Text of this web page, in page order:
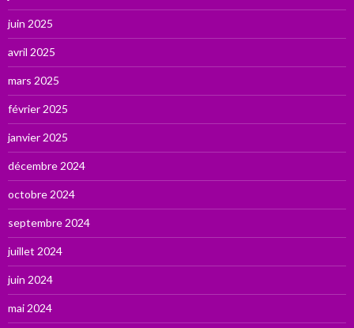
juin 2025
avril 2025
mars 2025
février 2025
janvier 2025
décembre 2024
octobre 2024
septembre 2024
juillet 2024
juin 2024
mai 2024